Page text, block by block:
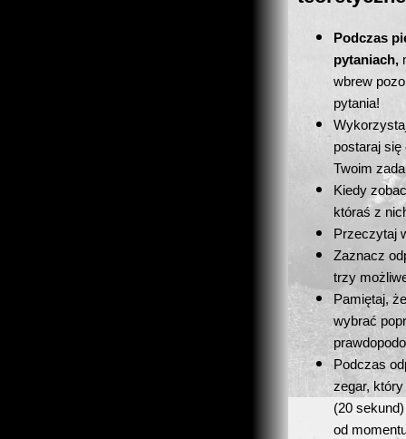
Podczas
pytaniach,
wbrew
pytania!
postaraj się
Twoim
Kiedy
któraś z
Przeczytaj
Zaznacz
trzy
Pamiętaj,
wybrać
Podczas
zegar,
(20
od